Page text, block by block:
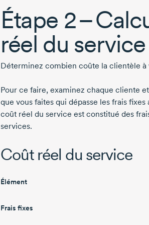
Étape 2–
réel du service
Déterminez combien coûte la clientèle à
Pour ce faire, examinez chaque cliente
que vous faites qui dépasse les frais
coût réel du service est constitué des
services.
Coût réel du service
Élément
Frais fixes